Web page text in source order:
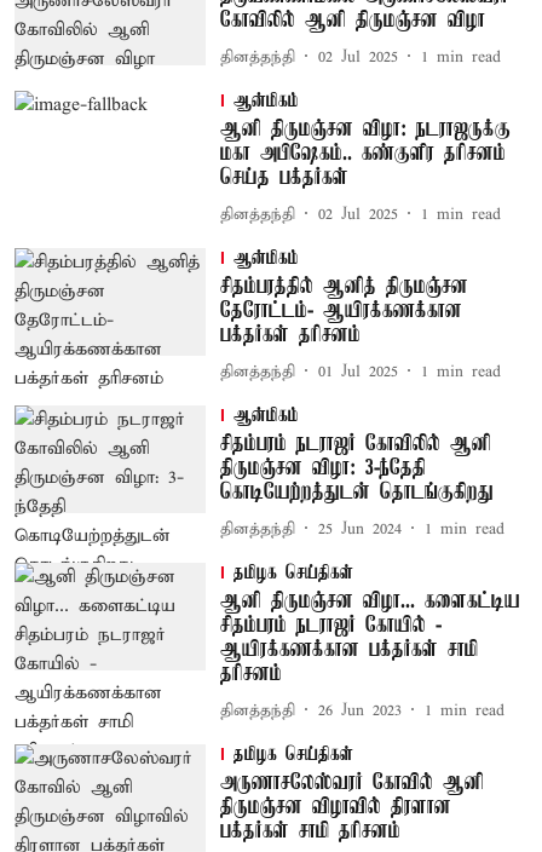
கோவிலில் ஆனி திருமஞ்சன விழா
தினத்தந்தி 02 Jul 2025 1 min read
ஆன்மிகம்
ஆனி திருமஞ்சன விழா: நடராஜருக்கு
மகா அபிஷேகம்.. கண்குளிர தரிசனம்
செய்த பக்தர்கள்
தினத்தந்தி 02 Jul 2025 1 min read
ஆன்மிகம்
சிதம்பரத்தில் ஆனித் திருமஞ்சன
தேரோட்டம்- ஆயிரக்கணக்கான
பக்தர்கள் தரிசனம்
தினத்தந்தி 01 Jul 2025 1 min read
ஆன்மிகம்
சிதம்பரம் நடராஜர் கோவிலில் ஆனி
திருமஞ்சன விழா: 3-ந்தேதி
கொடியேற்றத்துடன் தொடங்குகிறது
தினத்தந்தி 25 Jun 2024 1 min read
தமிழக செய்திகள்
ஆனி திருமஞ்சன விழா... களைகட்டிய
சிதம்பரம் நடராஜர் கோயில் -
ஆயிரக்கணக்கான பக்தர்கள் சாமி
தரிசனம்
தினத்தந்தி 26 Jun 2023 1 min read
தமிழக செய்திகள்
அருணாசலேஸ்வரர் கோவில் ஆனி
திருமஞ்சன விழாவில் திரளான
பக்தர்கள் சாமி தரிசனம்